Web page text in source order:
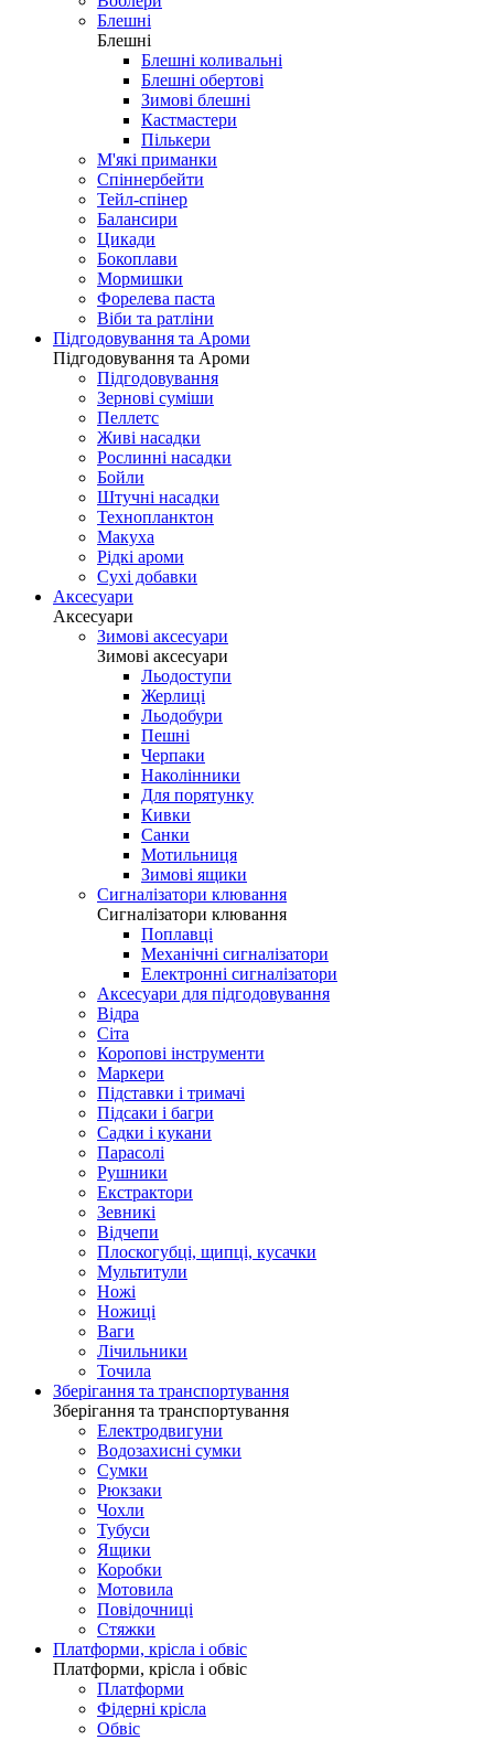
Блешні
Блешні
Блешні коливальні
Блешні обертові
Зимові блешні
Кастмастери
Пількери
М'які приманки
Спіннербейти
Тейл-спінер
Балансири
Цикади
Бокоплави
Мормишки
Форелева паста
Віби та ратліни
Підгодовування та Ароми
Підгодовування та Ароми
Підгодовування
Зернові суміши
Пеллетс
Живі насадки
Рослинні насадки
Бойли
Штучні насадки
Технопланктон
Макуха
Рідкі ароми
Сухі добавки
Аксесуари
Аксесуари
Зимові аксесуари
Зимові аксесуари
Льодоступи
Жерлиці
Льодобури
Пешні
Черпаки
Наколінники
Для порятунку
Кивки
Санки
Мотильниця
Зимові ящики
Сигналізатори клювання
Сигналізатори клювання
Поплавці
Механічні сигналізатори
Електронні сигналізатори
Аксесуари для підгодовування
Відра
Сіта
Коропові інструменти
Маркери
Підставки і тримачі
Підсаки і багри
Садки і кукани
Парасолі
Рушники
Екстрактори
Зевникі
Відчепи
Плоскогубці, щипці, кусачки
Мультитули
Ножі
Ножиці
Ваги
Лічильники
Точила
Зберігання та транспортування
Зберігання та транспортування
Електродвигуни
Водозахисні сумки
Сумки
Рюкзаки
Чохли
Тубуси
Ящики
Коробки
Мотовила
Повідочниці
Стяжки
Платформи, крісла і обвіс
Платформи, крісла і обвіс
Платформи
Фідерні крісла
Обвіс